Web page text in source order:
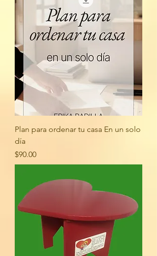
Plan para ordenar tu casa En un solo
día
Precio
$90.00